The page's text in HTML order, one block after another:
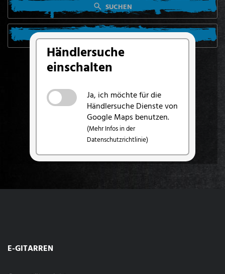
Händlersuche
einschalten
Ja, ich möchte für die
Händlersuche Dienste von
Google Maps benutzen.
(Mehr Infos in der
Datenschutzrichtlinie)
SUCHEN
SUCHE VON MEINEM STANDORT AUS
E-GITARREN